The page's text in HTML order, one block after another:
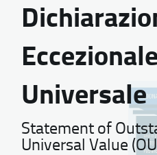
Universale
Statement of
Universal Value